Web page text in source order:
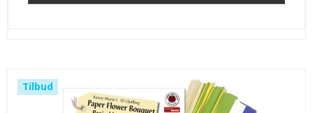
Tilbud